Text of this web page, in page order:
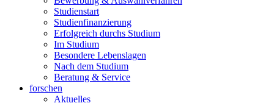
Studienstart
Studienfinanzierung
Erfolgreich durchs Studium
Im Studium
Besondere Lebenslagen
Nach dem Studium
Beratung & Service
forschen
Aktuelles